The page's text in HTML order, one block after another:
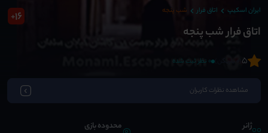
ایران اسکیپ اتاق فرار شب پنجه
اتاق فرار شب پنجه
16
+
5 0 نظر ثبت شده
مشاهده نظرات کاربران
ژانر محدوده بازی